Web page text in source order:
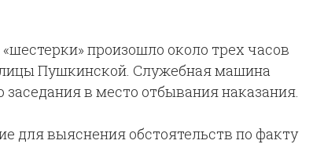
произошло около трех часов
Пушкинской. Служебная машина
в место отбывания наказания.
для выяснения обстоятельств по факту